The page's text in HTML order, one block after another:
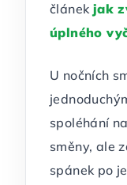
článek jak
úplného
U nočních
spoléhání
směny, ale
spánek po